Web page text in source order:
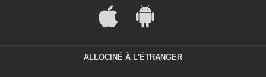
ALLOCINÉ À L'ÉTRANGER